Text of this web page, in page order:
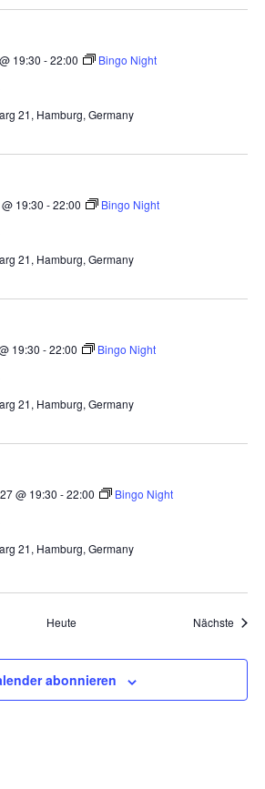
19:30 -22:00 Bingo Night
21, Hamburg, Germany
19:30 -22:00 Bingo Night
21, Hamburg, Germany
19:30 -22:00 Bingo Night
21, Hamburg, Germany
@ 19:30 -22:00 Bingo Night
21, Hamburg, Germany
Heute Nächste
abonnieren